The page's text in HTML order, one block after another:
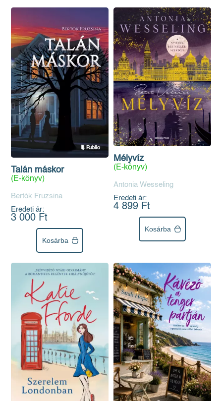
Talán máskor
(E-könyv)
Bertók Fruzsina
Eredeti ár:
3 000 Ft
Kosárba
Mélyvíz
(E-könyv)
Antonia Wesseling
Eredeti ár:
4 899 Ft
Kosárba